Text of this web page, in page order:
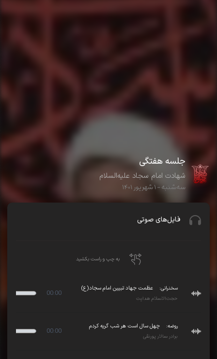
جلسه هفتگی
شهادت امام سجاد علیه‌السلام
سه‌شنبه - ۱ شهریور ۱۴۰۱
فایل‌های صوتی
به چپ و راست بکشید
سخنرانی:
عظمت جهاد تبیین امام سجاد(ع)
حجت‌الاسلام هدایت
00:00
روضه:
چهل سال است هر شب گریه کردم
برادر سالار پورنقی
00:00